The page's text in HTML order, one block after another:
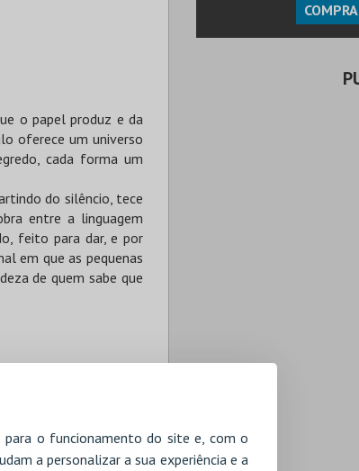
para o funcionamento do site e, com o
a personalizar a sua experiência e a
o papel produz e da
oferece um universo
cada forma um
do silêncio, tece
entre a linguagem
feito para dar, e por
em que as pequenas
de quem sabe que
ALUGAR VIATURA